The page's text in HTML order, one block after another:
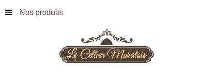
Nos produits